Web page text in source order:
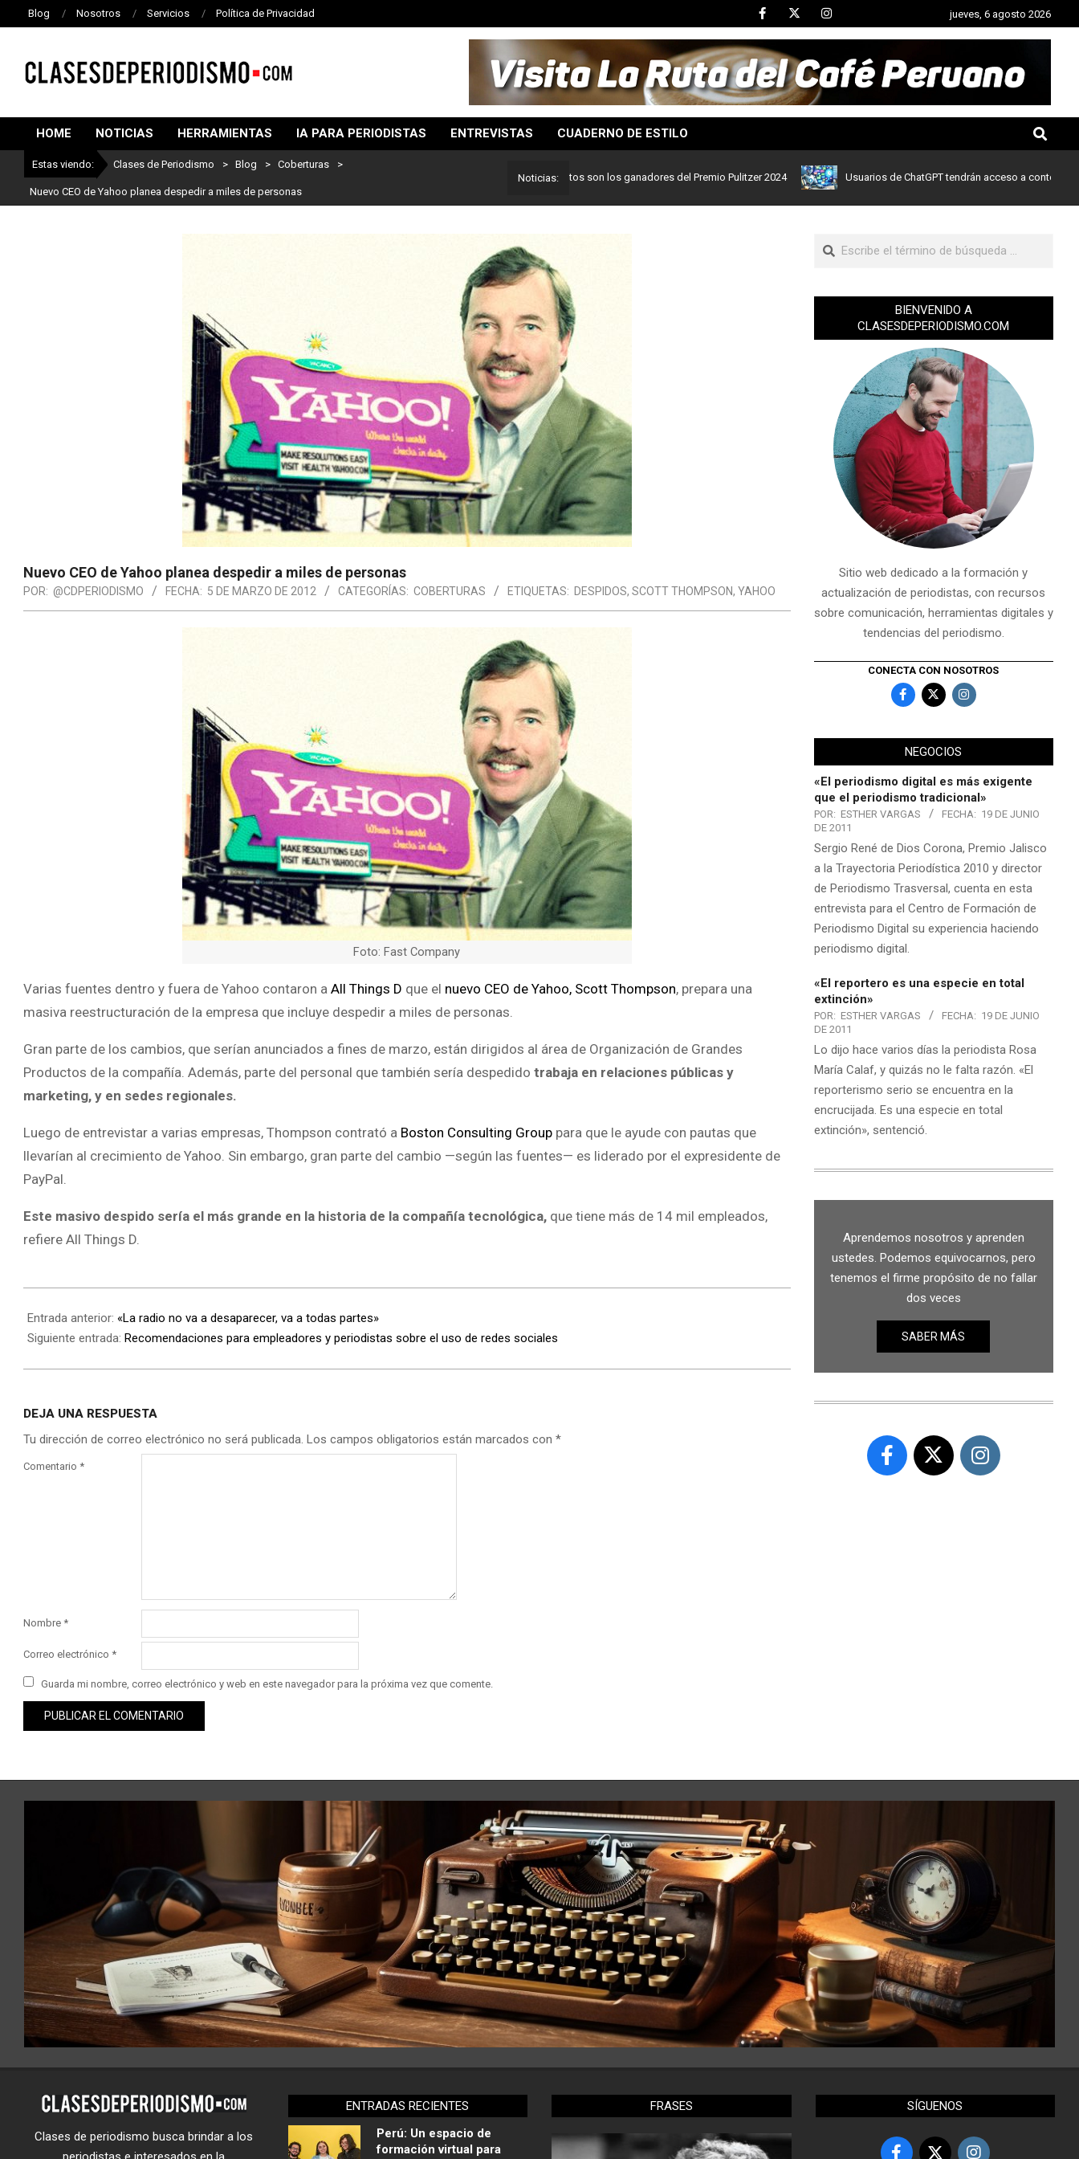
Blog Nosotros Servicios Política de Privacidad jueves, 6 agosto 2026
DE
PERIODISMO
HOME NOTICIAS HERRAMIENTAS IA PARA PERIODISTAS ENTREVISTAS CUADERNO DE ESTILO
Estas viendo: Clases de Periodismo > Blog > Coberturas >
Nuevo CEO de Yahoo planea despedir a miles de personas
Noticias:
Lo mejor del periodismo: Estos son los ganadores del Premio Pulitzer 2024 Usuarios de ChatGPT tendrán acceso a contenidos de
Nuevo CEO de Yahoo planea despedir a miles de personas
POR: @CDPERIODISMO FECHA: 5 DE MARZO DE 2012 CATEGORÍAS: COBERTURAS ETIQUETAS: DESPIDOS, SCOTT THOMPSON, YAHOO
Foto: Fast Company
Varias fuentes dentro y fuera de Yahoo contaron a All Things D que el nuevo CEO de Yahoo, Scott Thompson, prepara una
masiva reestructuración de la empresa que incluye despedir a miles de personas.
Gran parte de los cambios, que serían anunciados a fines de marzo, están dirigidos al área de Organización de Grandes
Productos de la compañía. Además, parte del personal que también sería despedido trabaja en relaciones públicas y
marketing, y en sedes regionales.
Luego de entrevistar a varias empresas, Thompson contrató a Boston Consulting Group para que le ayude con pautas que
llevarían al crecimiento de Yahoo. Sin embargo, gran parte del cambio —según las fuentes— es liderado por el expresidente de
PayPal.
Este masivo despido sería el más grande en la historia de la compañía tecnológica, que tiene más de 14 mil empleados,
refiere All Things D.
Entrada anterior: «La radio no va a desaparecer, va a todas partes»
Siguiente entrada: Recomendaciones para empleadores y periodistas sobre el uso de redes sociales
DEJA UNA RESPUESTA
Tu dirección de correo electrónico no será publicada. Los campos obligatorios están marcados con *
Comentario *
Nombre *
Correo electrónico *
Guarda mi nombre, correo electrónico y web en este navegador para la próxima vez que comente.
BIENVENIDO A
CLASESDEPERIODISMO.COM
Sitio web dedicado a la formación y
actualización de periodistas, con recursos
sobre comunicación, herramientas digitales y
tendencias del periodismo.
CONECTA CON NOSOTROS
NEGOCIOS
«El periodismo digital es más exigente
que el periodismo tradicional»
POR: ESTHER VARGAS FECHA: 19 DE JUNIO
DE 2011
Sergio René de Dios Corona, Premio Jalisco
a la Trayectoria Periodística 2010 y director
de Periodismo Trasversal, cuenta en esta
entrevista para el Centro de Formación de
Periodismo Digital su experiencia haciendo
periodismo digital.
«El reportero es una especie en total
extinción»
POR: ESTHER VARGAS FECHA: 19 DE JUNIO
DE 2011
Lo dijo hace varios días la periodista Rosa
María Calaf, y quizás no le falta razón. «El
reporterismo serio se encuentra en la
encrucijada. Es una especie en total
extinción», sentenció.
Aprendemos nosotros y aprenden
ustedes. Podemos equivocarnos, pero
tenemos el firme propósito de no fallar
dos veces
SABER MÁS
Clases de periodismo busca brindar a los
ENTRADAS RECIENTES
Perú: Un espacio de
formación virtual para
FRASES SÍGUENOS